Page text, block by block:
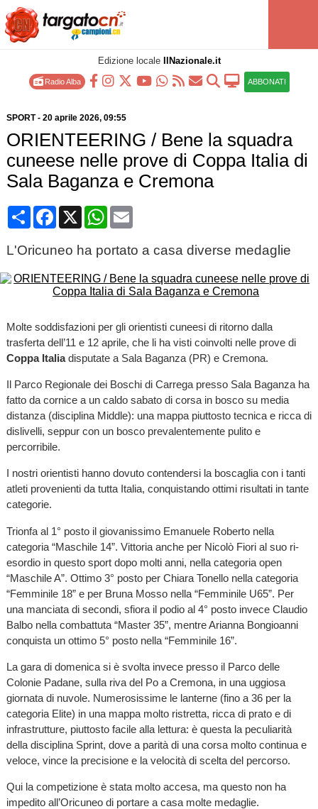
Edizione locale IlNazionale.it
Radio Alba ABBONATI
SPORT- 20 aprile 2026, 09:55
ORIENTEERING / Bene la squadra
cuneese nelle prove di Coppa Italia di
Sala Baganza e Cremona
CondividiFacebook
X WhatsApp
Email
L'Oricuneo ha portato a casa diverse medaglie
Molte soddisfazioni per gli orientisti cuneesi di ritorno dalla
trasferta dell’11 e 12 aprile, che li ha visti coinvolti nelle prove di
Coppa Italiadisputate a Sala Baganza (PR) e Cremona.
Il Parco Regionale dei Boschi di Carrega presso Sala Baganza ha
fatto da cornice a un caldo sabato di corsa in bosco su media
distanza (disciplina Middle): una mappa piuttosto tecnica e ricca di
dislivelli, seppur con un bosco prevalentemente pulito e
percorribile.
I nostri orientisti hanno dovuto contendersi la boscaglia con i tanti
atleti provenienti da tutta Italia, conquistando ottimi risultati in tante
categorie.
Trionfa al 1° posto il giovanissimo Emanuele Roberto nella
categoria “Maschile 14”. Vittoria anche per Nicolò Fiori al suo ri-
esordio in questo sport dopo molti anni, nella categoria open
“Maschile A”. Ottimo 3° posto per Chiara Tonello nella categoria
“Femminile 18” e per Bruna Mosso nella “Femminile U65”. Per
una manciata di secondi, sfiora il podio al 4° posto invece Claudio
Balbo nella combattuta “Master 35”, mentre Arianna Bongioanni
conquista un ottimo 5° posto nella “Femminile 16”.
La gara di domenica si è svolta invece presso il Parco delle
Colonie Padane, sulla riva del Po a Cremona, in una uggiosa
giornata di nuvole. Numerosissime le lanterne (fino a 36 per la
categoria Elite) in una mappa molto ristretta, ricca di prato e di
infrastrutture, piuttosto facile alla lettura: è questa la peculiarità
della disciplina Sprint, dove a parità di una corsa molto continua e
veloce, vince la precisione e la velocità di scelta del percorso.
Qui la competizione è stata molto accesa, ma questo non ha
impedito all’Oricuneo di portare a casa molte medaglie.